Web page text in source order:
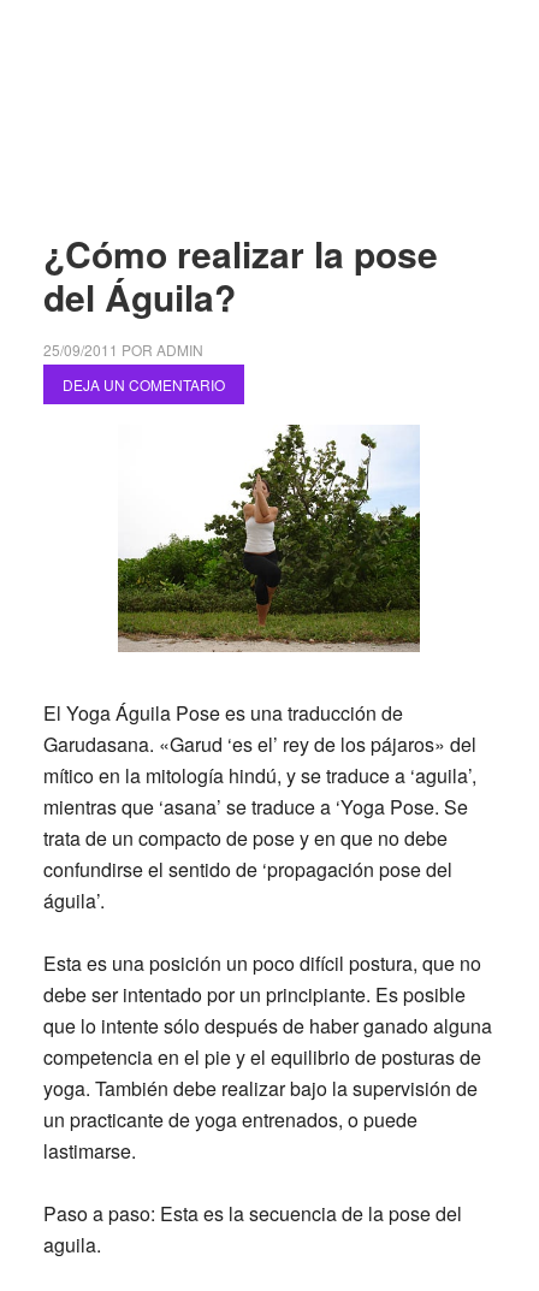
¿Cómo realizar la pose
del Águila?
25/09/2011 POR ADMIN
DEJA UN COMENTARIO
El Yoga Águila Pose es una traducción de
Garudasana. «Garud ‘es el’ rey de los pájaros» del
mítico en la mitología hindú, y se traduce a ‘aguila’,
mientras que ‘asana’ se traduce a ‘Yoga Pose. Se
trata de un compacto de pose y en que no debe
confundirse el sentido de ‘propagación pose del
águila’.
Esta es una posición un poco difícil postura, que no
debe ser intentado por un principiante. Es posible
que lo intente sólo después de haber ganado alguna
competencia en el pie y el equilibrio de posturas de
yoga. También debe realizar bajo la supervisión de
un practicante de yoga entrenados, o puede
lastimarse.
Paso a paso: Esta es la secuencia de la pose del
aguila.